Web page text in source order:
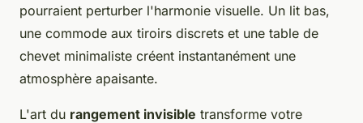
pourraient perturber l'harmonie visuelle. Un lit bas,
une commode aux tiroirs discrets et une table de
chevet minimaliste créent instantanément une
atmosphère apaisante.
L'art du rangement invisible transforme votre